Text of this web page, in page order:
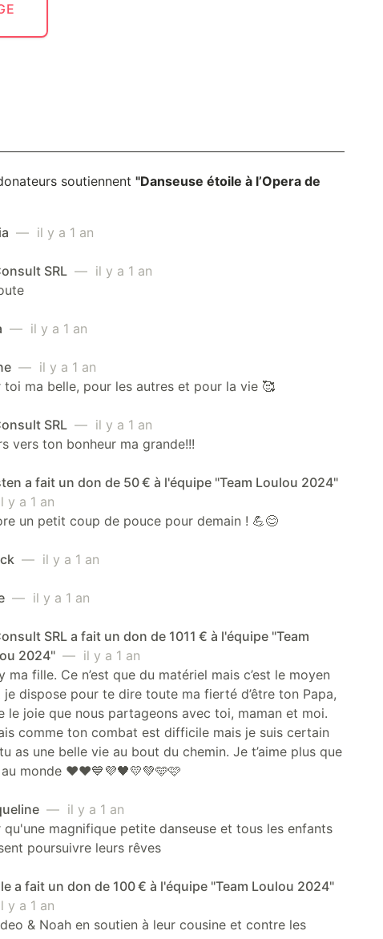
soutiennent "Danseuse étoile à l’Opera de
— il y a 1 an
SRL — il y a 1 an
— il y a 1 an
— il y a 1 an
toi ma belle, pour les autres et pour la vie 🥰
SRL — il y a 1 an
vers ton bonheur ma grande!!!
a fait un don de 50 € à l'équipe "Team Loulou 2024"
a 1 an
un petit coup de pouce pour demain ! 💪😊
— il y a 1 an
— il y a 1 an
SRL a fait un don de 1011 € à l'équipe "Team
2024" — il y a 1 an
ma fille. Ce n’est que du matériel mais c’est le moyen
je dispose pour te dire toute ma fierté d’être ton Papa,
le joie que nous partageons avec toi, maman et moi.
comme ton combat est difficile mais je suis certain
as une belle vie au bout du chemin. Je t’aime plus que
monde ❤️♥️💙💜🖤💛💚🩵🩷
— il y a 1 an
qu'une magnifique petite danseuse et tous les enfants
poursuivre leurs rêves
a fait un don de 100 € à l'équipe "Team Loulou 2024"
a 1 an
& Noah en soutien à leur cousine et contre les